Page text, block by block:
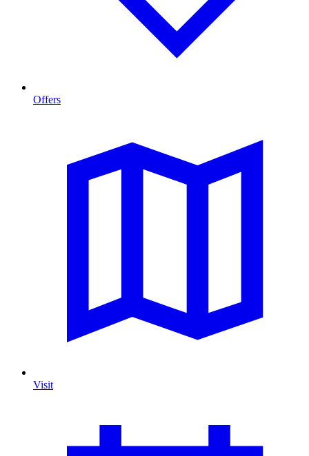
Offers
Visit